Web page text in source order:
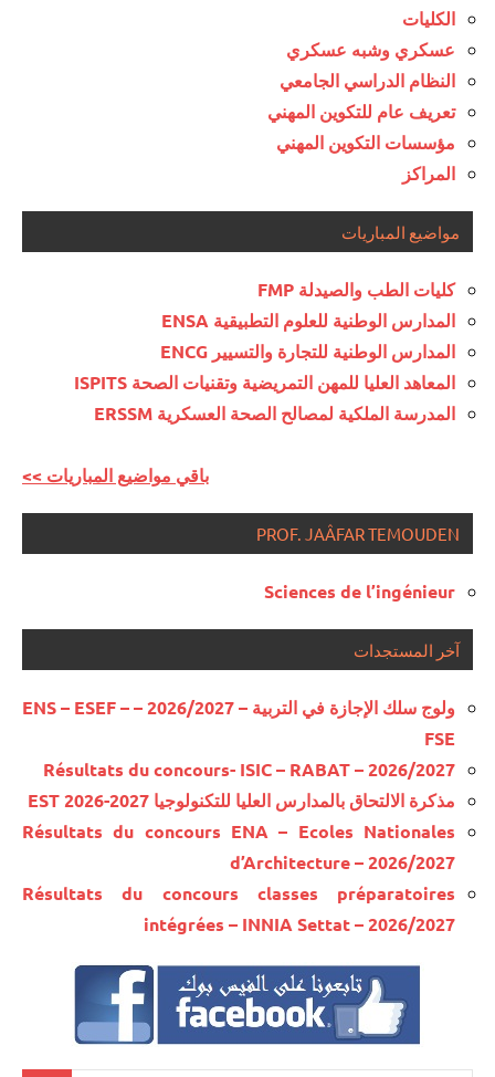
الكليات
عسكري وشبه عسكري
النظام الدراسي الجامعي
تعريف عام للتكوين المهني
مؤسسات التكوين المهني
المراكز
مواضيع المباريات
كليات الطب والصيدلة FMP
المدارس الوطنية للعلوم التطبيقية ENSA
المدارس الوطنية للتجارة والتسيير ENCG
المعاهد العليا للمهن التمريضية وتقنيات الصحة ISPITS
المدرسة الملكية لمصالح الصحة العسكرية ERSSM
<< باقي مواضيع المباريات
PROF. JAÂFAR TEMOUDEN
Sciences de l’ingénieur
آخر المستجدات
ولوج سلك الإجازة في التربية – 2026/2027 – ENS – ESEF –
FSE
Résultats du concours- ISIC – RABAT – 2026/2027
مذكرة الالتحاق بالمدارس العليا للتكنولوجيا EST 2026-2027
Résultats du concours ENA – Ecoles Nationales
d’Architecture – 2026/2027
Résultats du concours classes préparatoires
intégrées – INNIA Settat – 2026/2027